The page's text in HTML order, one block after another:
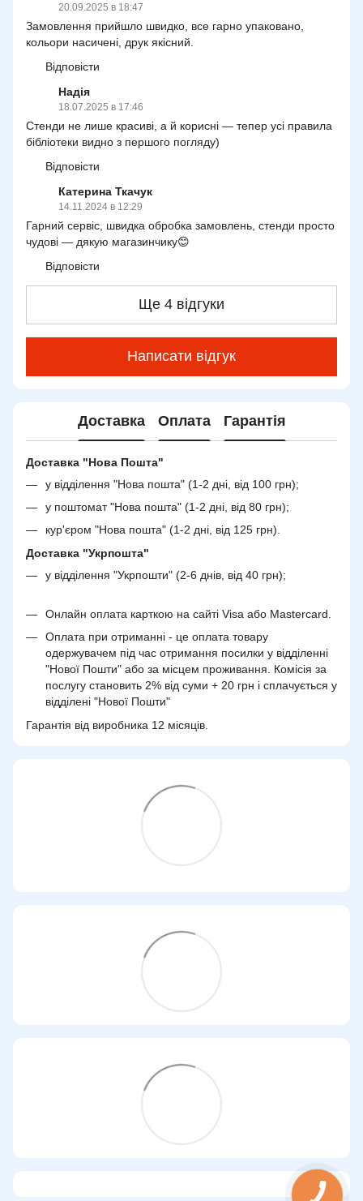
20.09.2025 в 18:47
Замовлення прийшло швидко, все гарно упаковано,
кольори насичені, друк якісний.
Відповісти
Надія
18.07.2025 в 17:46
Стенди не лише красиві, а й корисні — тепер усі правила
бібліотеки видно з першого погляду)
Відповісти
Катерина Ткачук
14.11.2024 в 12:29
Гарний сервіс, швидка обробка замовлень, стенди просто
чудові — дякую магазинчику😊
Відповісти
Ще 4 відгуки
Написати відгук
Доставка Оплата Гарантія
Доставка "Нова Пошта"
у відділення "Нова пошта" (1-2 дні, від 100 грн);
у поштомат "Нова пошта" (1-2 дні, від 80 грн);
кур'єром "Нова пошта" (1-2 дні, від 125 грн).
Доставка "Укрпошта"
у відділення "Укрпошти" (2-6 днів, від 40 грн);
Онлайн оплата карткою на сайті Visa або Mastercard.
Оплата при отриманні - це оплата товару
одержувачем під час отримання посилки у відділенні
"Нової Пошти" або за місцем проживання. Комісія за
послугу становить 2% від суми + 20 грн і сплачується у
відділені "Нової Пошти"
Гарантія від виробника 12 місяців.